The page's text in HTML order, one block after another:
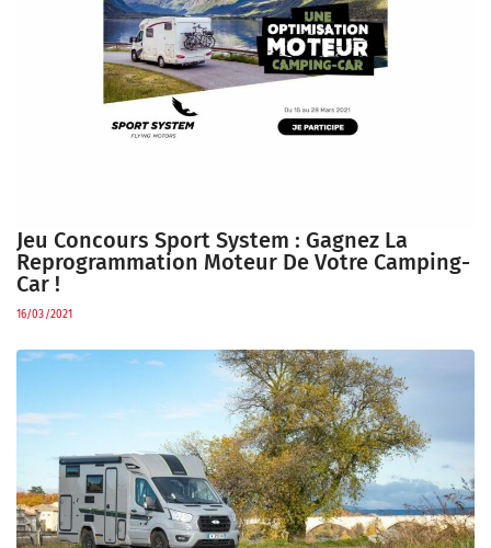
Jeu Concours Sport System : Gagnez La
Reprogrammation Moteur De Votre Camping-
Car !
16/03/2021